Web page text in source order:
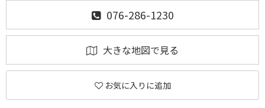
076-286-1230
大きな地図で見る
お気に入りに追加